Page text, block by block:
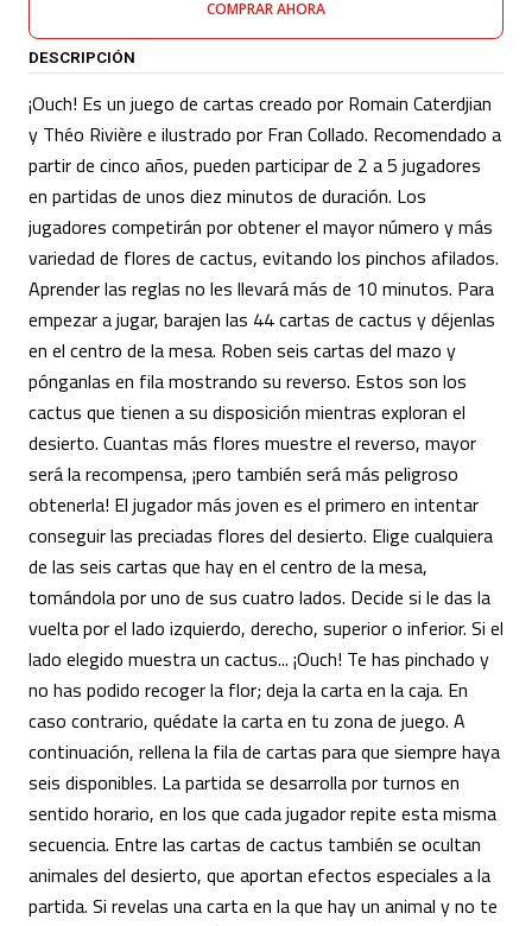
COMPRAR AHORA
DESCRIPCIÓN
¡Ouch! Es un juego de cartas creado por Romain Caterdjian
y Théo Rivière e ilustrado por Fran Collado. Recomendado a
partir de cinco años, pueden participar de 2 a 5 jugadores
en partidas de unos diez minutos de duración. Los
jugadores competirán por obtener el mayor número y más
variedad de flores de cactus, evitando los pinchos afilados.
Aprender las reglas no les llevará más de 10 minutos. Para
empezar a jugar, barajen las 44 cartas de cactus y déjenlas
en el centro de la mesa. Roben seis cartas del mazo y
pónganlas en fila mostrando su reverso. Estos son los
cactus que tienen a su disposición mientras exploran el
desierto. Cuantas más flores muestre el reverso, mayor
será la recompensa, ¡pero también será más peligroso
obtenerla! El jugador más joven es el primero en intentar
conseguir las preciadas flores del desierto. Elige cualquiera
de las seis cartas que hay en el centro de la mesa,
tomándola por uno de sus cuatro lados. Decide si le das la
vuelta por el lado izquierdo, derecho, superior o inferior. Si el
lado elegido muestra un cactus... ¡Ouch! Te has pinchado y
no has podido recoger la flor; deja la carta en la caja. En
caso contrario, quédate la carta en tu zona de juego. A
continuación, rellena la fila de cartas para que siempre haya
seis disponibles. La partida se desarrolla por turnos en
sentido horario, en los que cada jugador repite esta misma
secuencia. Entre las cartas de cactus también se ocultan
animales del desierto, que aportan efectos especiales a la
partida. Si revelas una carta en la que hay un animal y no te